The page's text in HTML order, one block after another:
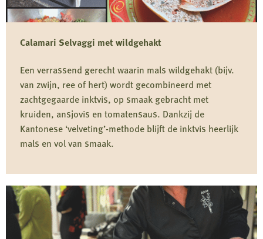
Calamari Selvaggi met wildgehakt
Een verrassend gerecht waarin mals wildgehakt (bijv.
van zwijn, ree of hert) wordt gecombineerd met
zachtgegaarde inktvis, op smaak gebracht met
kruiden, ansjovis en tomatensaus. Dankzij de
Kantonese ‘velveting’-methode blijft de inktvis heerlijk
mals en vol van smaak.
meer
over
Calamari